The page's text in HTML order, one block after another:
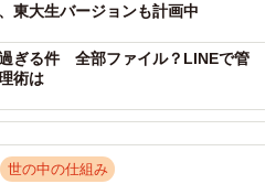
較的安めで油断をしていると6
るところもありますので、入
どれくらいの費用がかかるのか
う」
なく家庭教師を頼むとなる
東大生バージョンも計画中
ぎる件 全部ファイル？LINEで管
術は
世の中の仕組み